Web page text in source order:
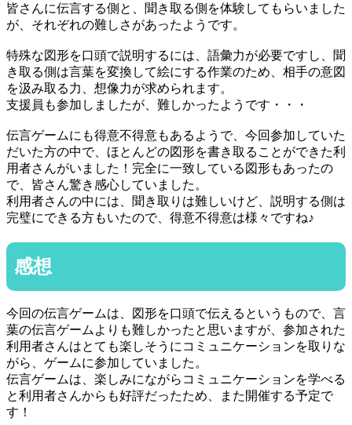
皆さんに伝言する側と、聞き取る側を体験してもらいました
が、それぞれの難しさがあったようです。
特殊な図形を口頭で説明するには、語彙力が必要ですし、聞
き取る側は言葉を変換して絵にする作業のため、相手の意図
を汲み取る力、想像力が求められます。
支援員も参加しましたが、難しかったようです・・・
伝言ゲームにも得意不得意もあるようで、今回参加していた
だいた方の中で、ほとんどの図形を書き取ることができた利
用者さんがいました！完全に一致している図形もあったの
で、皆さん驚き感心していました。
利用者さんの中には、聞き取りは難しいけど、説明する側は
完璧にできる方もいたので、得意不得意は様々ですね♪
感想
今回の伝言ゲームは、図形を口頭で伝えるというもので、言
葉の伝言ゲームよりも難しかったと思いますが、参加された
利用者さんはとても楽しそうにコミュニケーションを取りな
がら、ゲームに参加していました。
伝言ゲームは、楽しみにながらコミュニケーションを学べる
と利用者さんからも好評だったため、また開催する予定で
す！